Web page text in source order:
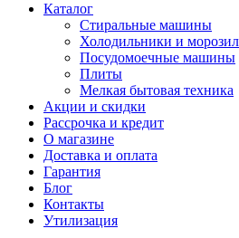
Каталог
Стиральные машины
Холодильники и
Посудомоечные машины
Плиты
Мелкая бытовая техника
Акции и скидки
Рассрочка и кредит
О магазине
Доставка и оплата
Гарантия
Блог
Контакты
Утилизация